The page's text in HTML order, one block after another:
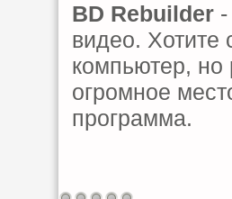
BD Rebuilder
видео.
компьютер,
огромное
программа.